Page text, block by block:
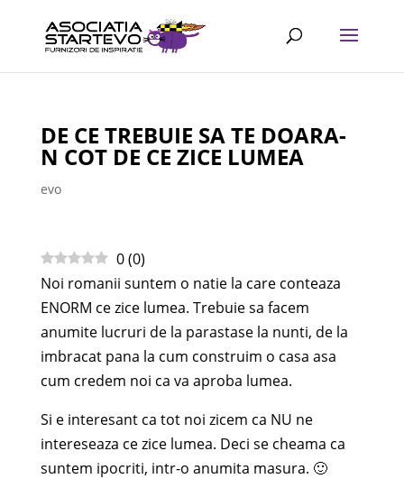
DE CE TREBUIE SA TE DOARA-
N COT DE CE ZICE LUMEA
evo
0 (0)
Noi romanii suntem o natie la care conteaza
ENORM ce zice lumea. Trebuie sa facem
anumite lucruri de la parastase la nunti, de la
imbracat pana la cum construim o casa asa
cum credem noi ca va aproba lumea.
Si e interesant ca tot noi zicem ca NU ne
intereseaza ce zice lumea. Deci se cheama ca
suntem ipocriti, intr-o anumita masura. 🙂